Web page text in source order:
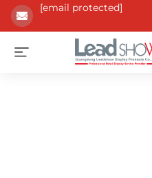
[email protected]